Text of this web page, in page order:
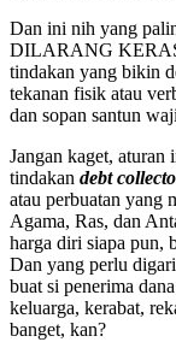
Dan ini nih yang
DILARANG KERAS
tindakan yang bikin
tekanan fisik atau
dan sopan santun
Jangan kaget, aturan
tindakan debt
atau perbuatan yang
Agama, Ras, dan
harga diri siapa pun,
Dan yang perlu
buat si penerima
keluarga, kerabat,
banget, kan?